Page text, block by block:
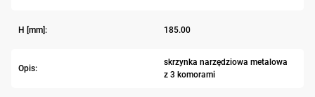
H [mm]: 185.00
Opis:
skrzynka narzędziowa metalowa
z 3 komorami